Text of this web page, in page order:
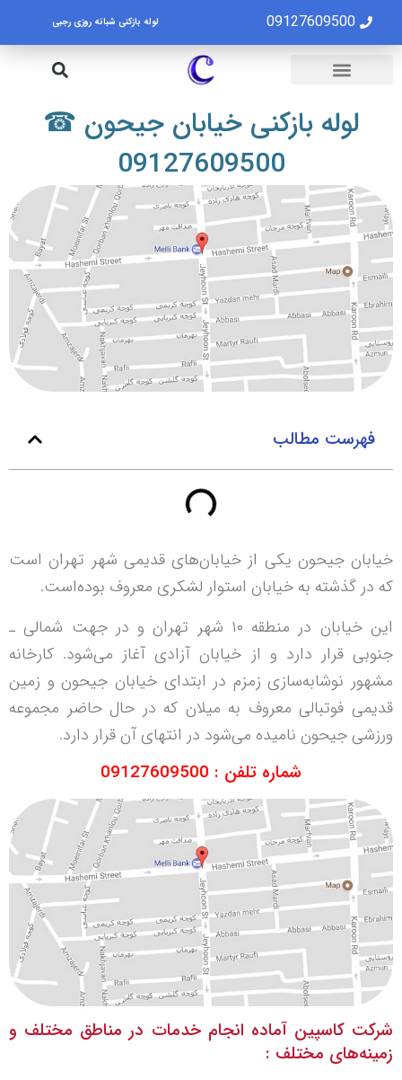
09127609500 لوله بازکنی شبانه روزی رجبی
لوله بازکنی خیابان جیحون ☎
09127609500
فهرست مطالب
خیابان جیحون یکی از خیابان‌های قدیمی شهر تهران است
که در گذشته به خیابان استوار لشکری معروف بوده‌است.
این خیابان در منطقه ۱۰ شهر تهران و در جهت شمالی ـ
جنوبی قرار دارد و از خیابان آزادی آغاز می‌شود. کارخانه
مشهور نوشابه‌سازی زمزم در ابتدای خیابان جیحون و زمین
قدیمی فوتبالی معروف به میلان که در حال حاضر مجموعه
ورزشی جیحون نامیده می‌شود در انتهای آن قرار دارد.
شماره تلفن : 09127609500
شرکت کاسپین آماده انجام خدمات در مناطق مختلف و
زمینه‌های مختلف :